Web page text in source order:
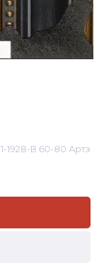
1928-B 60-80 Артэ